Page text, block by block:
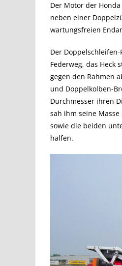
Der Motor der
neben einer
wartungsfreien
Der
Federweg, das Heck
gegen den Rahmen
und Doppelkolben-
Durchmesser ihren
sah ihm seine
sowie die beiden
halfen.